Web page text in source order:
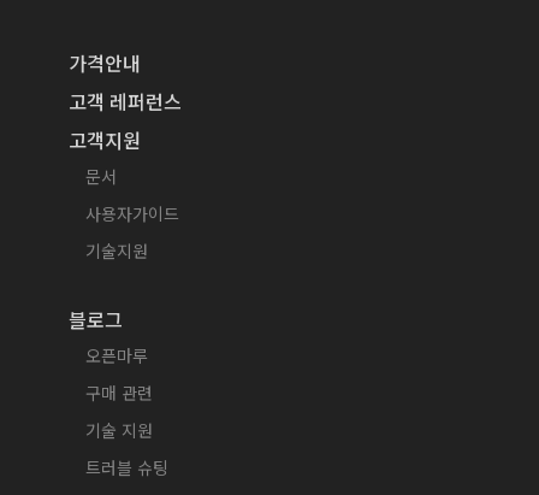
가격안내
고객 레퍼런스
고객지원
문서
사용자가이드
기술지원
블로그
오픈마루
구매 관련
기술 지원
트러블 슈팅